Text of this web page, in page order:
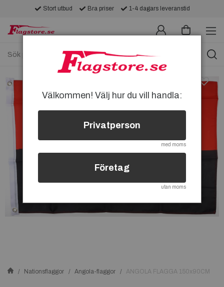
Stort utbud Bra priser 1-4 dagars leveranstid
Nationsflaggor Angola-flaggor ANGOLA FLAGGA 150x90CM
Välkommen! Välj hur du vill handla:
Privatperson
med moms
Företag
utan moms